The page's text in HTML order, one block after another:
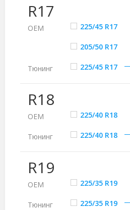
R17
ОЕМ 225/45 R17
205/50 R17
Тюнинг 225/45 R17
R18
ОЕМ 225/40 R18
Тюнинг 225/40 R18
R19
ОЕМ 225/35 R19
Тюнинг 225/35 R19